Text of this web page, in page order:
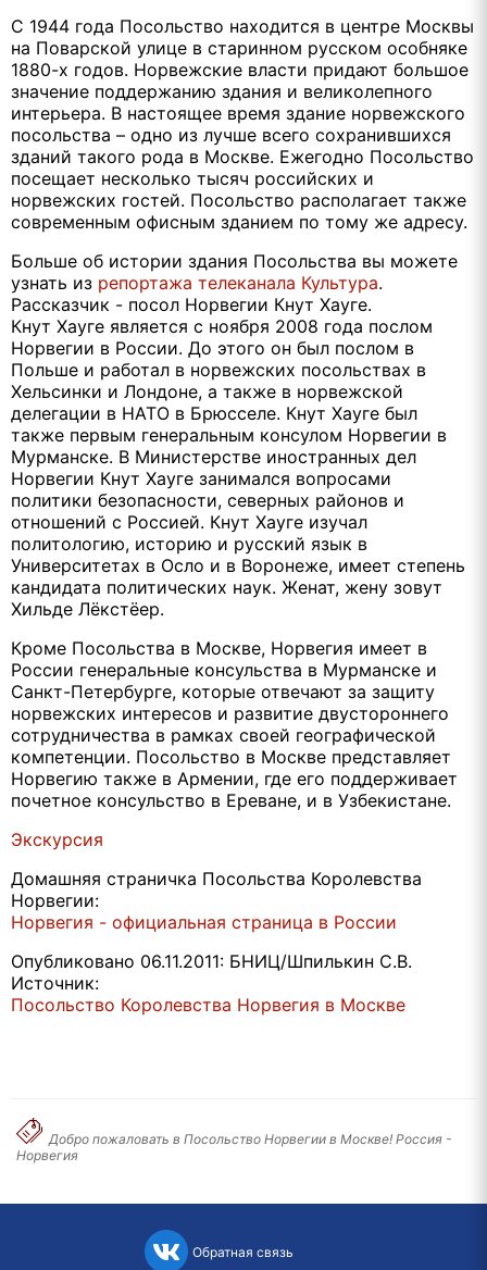
С 1944 года Посольство находится в центре Москвы
на Поварской улице в старинном русском особняке
1880-х годов. Норвежские власти придают большое
значение поддержанию здания и великолепного
интерьера. В настоящее время здание норвежского
посольства – одно из лучше всего сохранившихся
зданий такого рода в Москве. Ежегодно Посольство
посещает несколько тысяч российских и
норвежских гостей. Посольство располагает также
современным офисным зданием по тому же адресу.
Больше об истории здания Посольства вы можете
узнать из репортажа телеканала Культура.
Рассказчик - посол Норвегии Кнут Хауге.
Кнут Хауге является с ноября 2008 года послом
Норвегии в России. До этого он был послом в
Польше и работал в норвежских посольствах в
Хельсинки и Лондоне, а также в норвежской
делегации в НАТО в Брюсселе. Кнут Хауге был
также первым генеральным консулом Норвегии в
Мурманске. В Министерстве иностранных дел
Норвегии Кнут Хауге занимался вопросами
политики безопасности, северных районов и
отношений с Россией. Кнут Хауге изучал
политологию, историю и русский язык в
Университетах в Осло и в Воронеже, имеет степень
кандидата политических наук. Женат, жену зовут
Хильде Лёкстёер.
Кроме Посольства в Москве, Норвегия имеет в
России генеральные консульства в Мурманске и
Санкт-Петербурге, которые отвечают за защиту
норвежских интересов и развитие двустороннего
сотрудничества в рамках своей географической
компетенции. Посольство в Москве представляет
Норвегию также в Армении, где его поддерживает
почетное консульство в Ереване, и в Узбекистане.
Экскурсия
Домашняя страничка Посольства Королевства
Норвегии:
Норвегия - официальная страница в России
Опубликовано 06.11.2011: БНИЦ/Шпилькин С.В.
Источник:
Посольство Королевства Норвегия в Москве
Добро пожаловать в Посольство Норвегии в Москве! Россия -
Норвегия
Обратная связь